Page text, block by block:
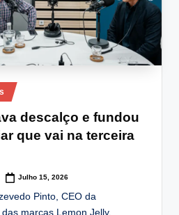
descalço e fundou
que vai na terceira
Julho 15, 2026
Pinto, CEO da
marcas Lemon Jelly,